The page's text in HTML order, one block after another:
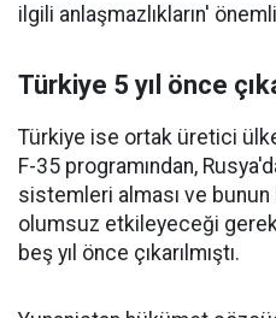
ilgili anlaşmazlıkların'
Türkiye 5 yıl önce
Türkiye ise ortak üretici
F-35 programından,
sistemleri alması ve bunun
olumsuz etkileyeceği
beş yıl önce çıkarılmıştı.